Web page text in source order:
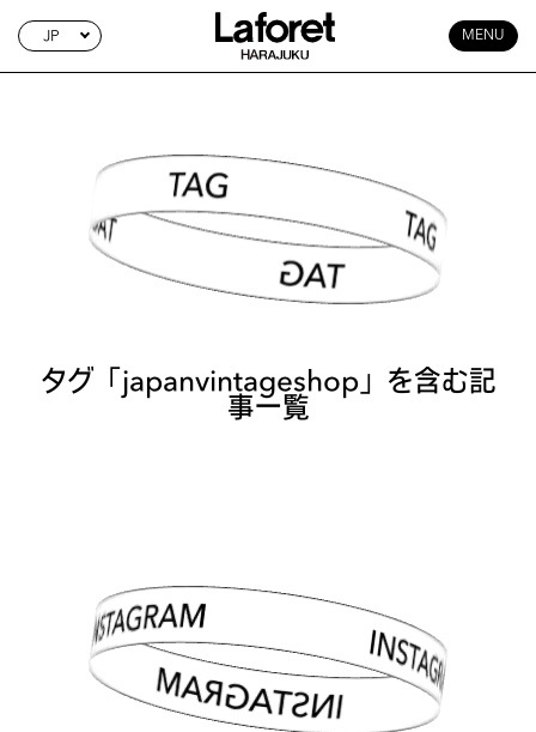
JP MENU
TAG SEARCH
タグ「japanvintageshop」を含む記
事一覧
INSTAGRAM